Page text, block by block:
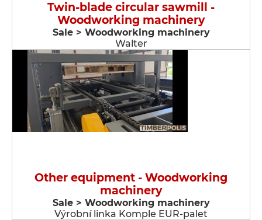
Twin-blade circular sawmill -
Woodworking machinery
Sale > Woodworking machinery
Walter
Other equipment - Woodworking
machinery
Sale > Woodworking machinery
Výrobní linka Komple EUR-palet